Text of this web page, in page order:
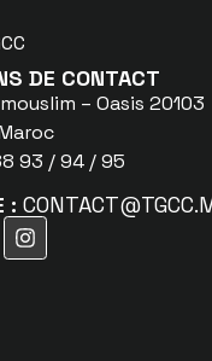
DE CONTACT
– Oasis 20103
93 / 94 / 95
: